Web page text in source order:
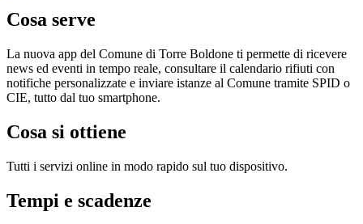
Cosa serve
La nuova app del Comune di Torre Boldone ti permette di ricevere
news ed eventi in tempo reale, consultare il calendario rifiuti con
notifiche personalizzate e inviare istanze al Comune tramite SPID o
CIE, tutto dal tuo smartphone.
Cosa si ottiene
Tutti i servizi online in modo rapido sul tuo dispositivo.
Tempi e scadenze